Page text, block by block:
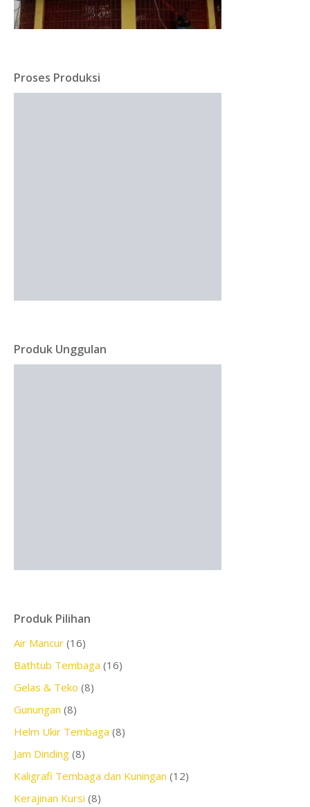
Proses Produksi
Produk Unggulan
Produk Pilihan
Air Mancur (16)
Bathtub Tembaga (16)
Gelas & Teko (8)
Gunungan (8)
Helm Ukir Tembaga (8)
Jam Dinding (8)
Kaligrafi Tembaga dan Kuningan (12)
Kerajinan Kursi (8)